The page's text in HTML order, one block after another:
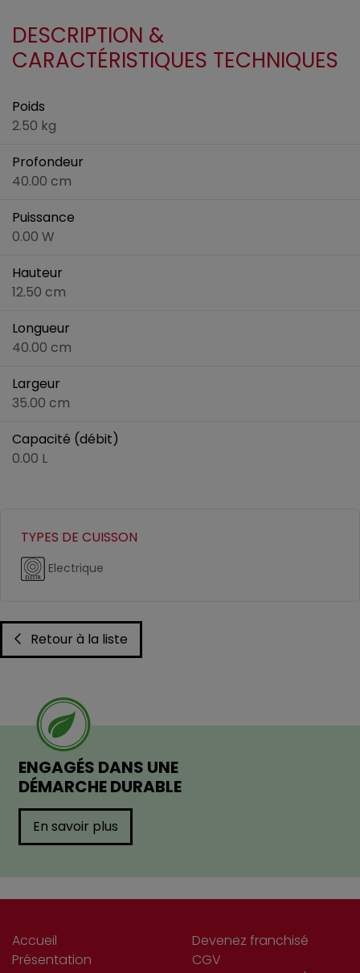
DESCRIPTION &
CARACTÉRISTIQUES TECHNIQUES
Poids
2.50 kg
Profondeur
40.00 cm
Puissance
0.00 W
Hauteur
12.50 cm
Longueur
40.00 cm
Largeur
35.00 cm
Capacité (débit)
0.00 L
TYPES DE CUISSON
Electrique
Retour à la liste
ENGAGÉS DANS UNE
DÉMARCHE DURABLE
En savoir plus
Accueil
Présentation
Devenez franchisé
CGV